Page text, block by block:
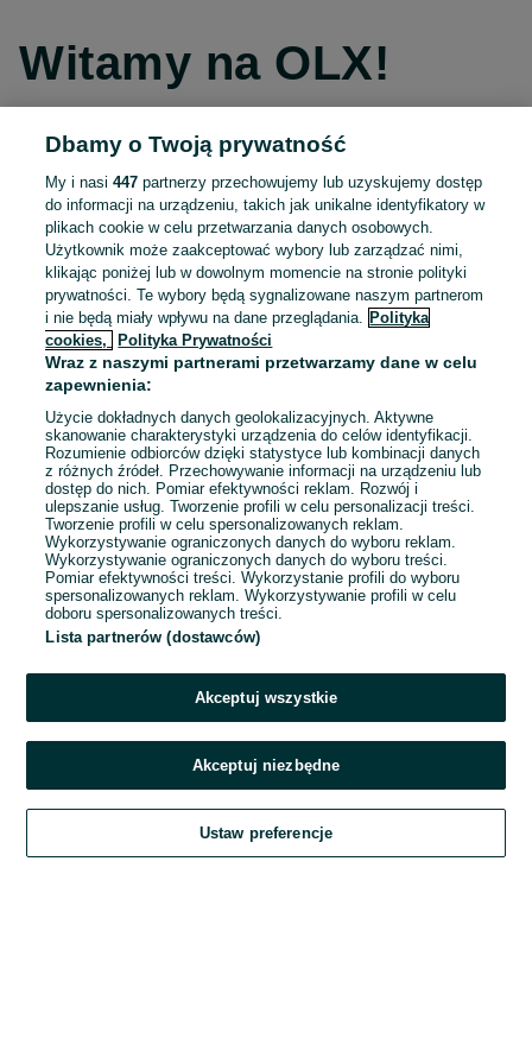
Witamy na OLX!
Kontynuuj przez Facebooka
Kontynuuj przez konto Apple
Kontynuuj przez konto Google
LUB
E-mail
Hasło
Zaloguj się
Kontynuując za pośrednictwem jednego z dostawców wskazanych powyżej,
OLX.pl w jego aktualnym brzmieniu.
Dbamy o Twoją prywatność
My i nasi447 partnerzy przechowujemy lub uzyskujemy dostęp
do informacji na urządzeniu, takich jak unikalne identyfikatory w
plikach cookie w celu przetwarzania danych osobowych.
Użytkownik może zaakceptować wybory lub zarządzać nimi,
klikając poniżej lub w dowolnym momencie na stronie polityki
prywatności. Te wybory będą sygnalizowane naszym partnerom
i nie będą miały wpływu na dane przeglądania.
Polityka
cookies,
Polityka Prywatności
Wraz z naszymi partnerami przetwarzamy dane w celu
zapewnienia:
Użycie dokładnych danych geolokalizacyjnych. Aktywne
skanowanie charakterystyki urządzenia do celów identyfikacji.
Rozumienie odbiorców dzięki statystyce lub kombinacji danych
z różnych źródeł. Przechowywanie informacji na urządzeniu lub
dostęp do nich. Pomiar efektywności reklam. Rozwój i
ulepszanie usług. Tworzenie profili w celu personalizacji treści.
Tworzenie profili w celu spersonalizowanych reklam.
Wykorzystywanie ograniczonych danych do wyboru reklam.
Wykorzystywanie ograniczonych danych do wyboru treści.
Pomiar efektywności treści. Wykorzystanie profili do wyboru
spersonalizowanych reklam. Wykorzystywanie profili w celu
doboru spersonalizowanych treści.
Lista partnerów (dostawców)
Akceptuj wszystkie
Akceptuj niezbędne
Ustaw preferencje